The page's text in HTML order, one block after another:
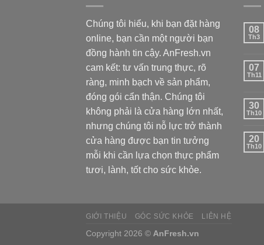
Chúng tôi hiểu, khi bạn đặt hàng
online, bạn cần một người bạn
đồng hành tin cậy. AnFresh.vn
cam kết: tư vấn trung thực, rõ
ràng, minh bạch về sản phẩm,
đóng gói cẩn thận. Chúng tôi
không phải là cửa hàng lớn nhất,
nhưng chúng tôi nỗ lực trở thành
cửa hàng được bạn tin tưởng
mỗi khi cần lựa chọn thực phẩm
tươi, lành, tốt cho sức khỏe.
08
Th3
07
Th11
30
Th10
20
Th10
GIỚI THIỆU GÓC SỨC KHỎE LIÊN HỆ
Copyright 2026 © AnFresh.vn